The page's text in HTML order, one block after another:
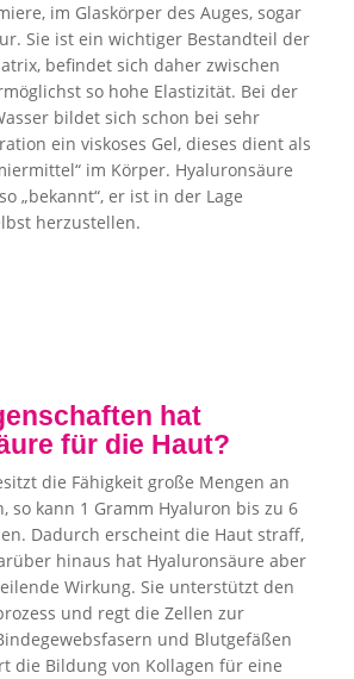
im Glaskörper des Auges, sogar
Sie ist ein wichtiger Bestandteil der
befindet sich daher zwischen
so hohe Elastizität. Bei der
bildet sich schon bei sehr
ein viskoses Gel, dieses dient als
im Körper. Hyaluronsäure
„bekannt“, er ist in der Lage
herzustellen.
hat
für die Haut?
die Fähigkeit große Mengen an
so kann 1 Gramm Hyaluron bis zu 6
Dadurch erscheint die Haut straff,
hinaus hat Hyaluronsäure aber
Wirkung. Sie unterstützt den
und regt die Zellen zur
und Blutgefäßen
die Bildung von Kollagen für eine